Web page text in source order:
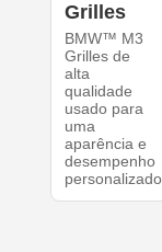
Grilles
BMW™ M3
Grilles de
alta
qualidade
usado para
uma
aparência e
desempenho